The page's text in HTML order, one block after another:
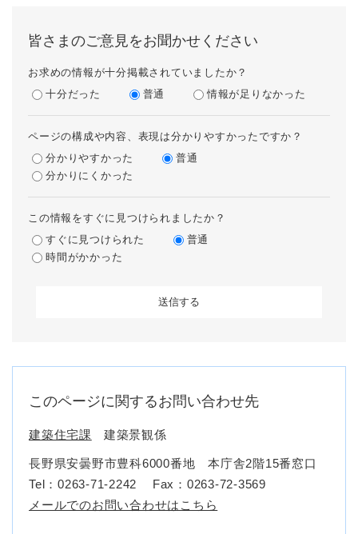
皆さまのご意見をお聞かせください
お求めの情報が十分掲載されていましたか？
十分だった
普通 情報が足りなかった
ページの構成や内容、表現は分かりやすかったですか？
分かりやすかった
普通
分かりにくかった
この情報をすぐに見つけられましたか？
すぐに見つけられた
普通
時間がかかった
このページに関するお問い合わせ先
建築住宅課 建築景観係
長野県安曇野市豊科6000番地 本庁舎2階15番窓口
Tel：0263-71-2242
Fax：0263-72-3569
メールでのお問い合わせはこちら